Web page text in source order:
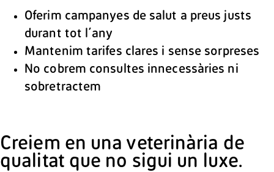
Oferim campanyes de salut a preus justs
durant tot l´any
Mantenim tarifes clares i sense sorpreses
No cobrem consultes innecessàries ni
sobretractem
Creiem en una veterinària de
qualitat que no sigui un luxe.